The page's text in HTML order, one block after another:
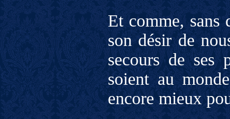
Et comme, sans
son désir de
secours de ses
soient au
encore mieux